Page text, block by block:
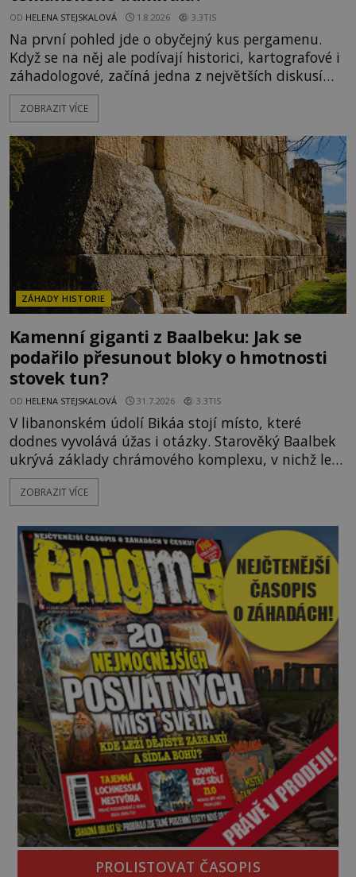
OD HELENA STEJSKALOVÁ 1.8.2026 3.3TIS
Na první pohled jde o obyčejný kus pergamenu.
Když se na něj ale podívají historici, kartografové i
záhadologové, začíná jedna z největších diskusí
moderní historie. Osmanský admirál Piri Reis roku
1513 kreslí mapu světa, která překvapuje
ní vidí důkaz ztracené civilizace nebo dokonce
znalost Antarktidy dávno před jejím objevením.
Jiní tvrdí,
ZOBRAZIT VÍCE
ZÁHADY HISTORIE
Kamenní giganti z Baalbeku: Jak se
podařilo přesunout bloky o hmotnosti
stovek tun?
OD HELENA STEJSKALOVÁ 31.7.2026 3.3TIS
V libanonském údolí Bikáa stojí místo, které
dodnes vyvolává úžas i otázky. Starověký Baalbek
ukrývá základy chrámového komplexu, v nichž leží
kameny tak obrovské, že se zdá téměř nemožné je
přesunout. Některé bloky váží kolem tisíce tun,
kolosů dokonce odhadem až 1650 tun. Jak lidé bez
moderních strojů dokázali takové giganty vytesat,
dopravit a přesně u
ZOBRAZIT VÍCE
PROLISTOVAT ČASOPIS